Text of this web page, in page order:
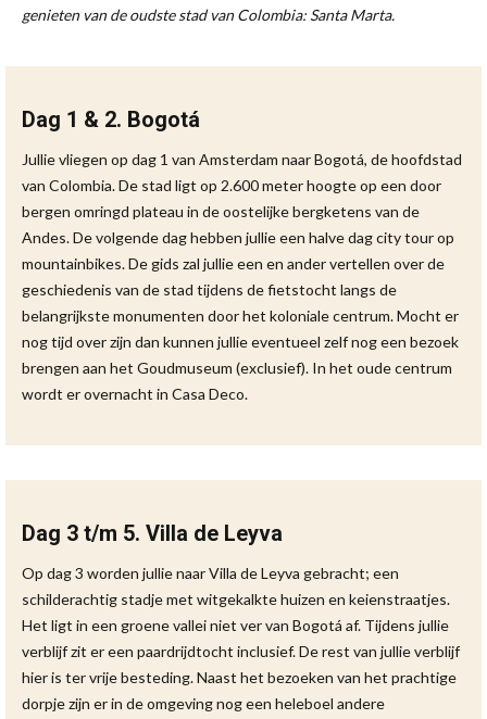
genieten van de oudste stad van Colombia: Santa Marta.
Dag 1 & 2. Bogotá
Jullie vliegen op dag 1 van Amsterdam naar Bogotá, de hoofdstad
van Colombia. De stad ligt op 2.600 meter hoogte op een door
bergen omringd plateau in de oostelijke bergketens van de
Andes. De volgende dag hebben jullie een halve dag city tour op
mountainbikes. De gids zal jullie een en ander vertellen over de
geschiedenis van de stad tijdens de fietstocht langs de
belangrijkste monumenten door het koloniale centrum. Mocht er
nog tijd over zijn dan kunnen jullie eventueel zelf nog een bezoek
brengen aan het Goudmuseum (exclusief). In het oude centrum
wordt er overnacht in Casa Deco.
Dag 3 t/m 5. Villa de Leyva
Op dag 3 worden jullie naar Villa de Leyva gebracht; een
schilderachtig stadje met witgekalkte huizen en keienstraatjes.
Het ligt in een groene vallei niet ver van Bogotá af. Tijdens jullie
verblijf zit er een paardrijdtocht inclusief. De rest van jullie verblijf
hier is ter vrije besteding. Naast het bezoeken van het prachtige
dorpje zijn er in de omgeving nog een heleboel andere